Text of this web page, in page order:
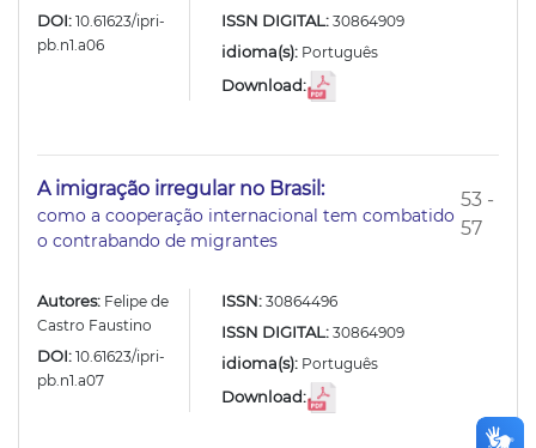
DOI: 10.61623/ipri-
pb.n1.a06
ISSN DIGITAL:30864909
idioma(s): Português
Download:
A imigração irregular no Brasil:
como a cooperação internacional tem combatido
o contrabando de migrantes
53 -
57
Autores: Felipe de
Castro Faustino
DOI: 10.61623/ipri-
pb.n1.a07
ISSN:30864496
ISSN DIGITAL:30864909
idioma(s): Português
Download: